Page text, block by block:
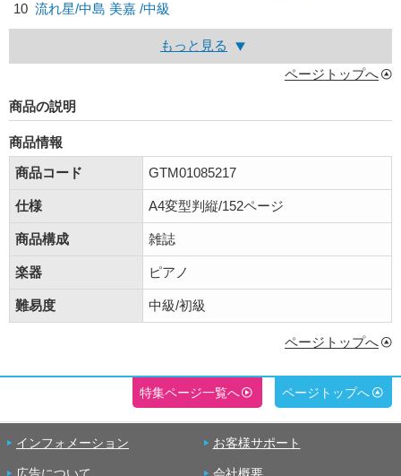
10 流れ星/中島 美嘉 /中級
もっと見る
ページトップへ
商品の説明
商品情報
商品コード
GTM01085217
仕様 A4変型判縦/152ページ
商品構成 雑誌
楽器 ピアノ
難易度 中級/初級
ページトップへ
特集ページ一覧へ ページトップへ
インフォメーション お客様サポート